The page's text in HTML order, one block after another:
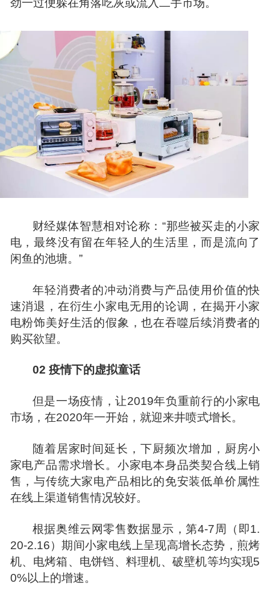
劲一过便躲在角落吃灰或流入二手市场。
财经媒体智慧相对论称：“那些被买走的小家
电，最终没有留在年轻人的生活里，而是流向了
闲鱼的池塘。”
年轻消费者的冲动消费与产品使用价值的快
速消退，在衍生小家电无用的论调，在揭开小家
电粉饰美好生活的假象，也在吞噬后续消费者的
购买欲望。
02 疫情下的虚拟童话
但是一场疫情，让2019年负重前行的小家电
市场，在2020年一开始，就迎来井喷式增长。
随着居家时间延长，下厨频次增加，厨房小
家电产品需求增长。小家电本身品类契合线上销
售，与传统大家电产品相比的免安装低单价属性
在线上渠道销售情况较好。
根据奥维云网零售数据显示，第4-7周（即1.
20-2.16）期间小家电线上呈现高增长态势，煎烤
机、电烤箱、电饼铛、料理机、破壁机等均实现5
0%以上的增速。